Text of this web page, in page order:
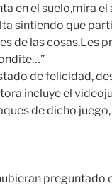
en el suelo,mira
sintiendo que
de las cosas.Les
de felicidad,
incluye el
de dicho